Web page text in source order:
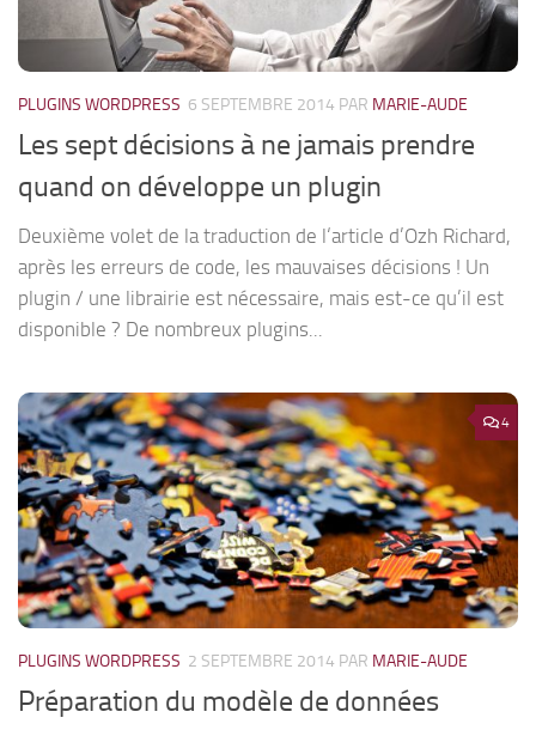
PLUGINS WORDPRESS 6 SEPTEMBRE 2014 PAR MARIE-AUDE
Les sept décisions à ne jamais prendre
quand on développe un plugin
Deuxième volet de la traduction de l‘article d’Ozh Richard,
après les erreurs de code, les mauvaises décisions ! Un
plugin / une librairie est nécessaire, mais est-ce qu’il est
disponible ? De nombreux plugins...
4
PLUGINS WORDPRESS 2 SEPTEMBRE 2014 PAR MARIE-AUDE
Préparation du modèle de données